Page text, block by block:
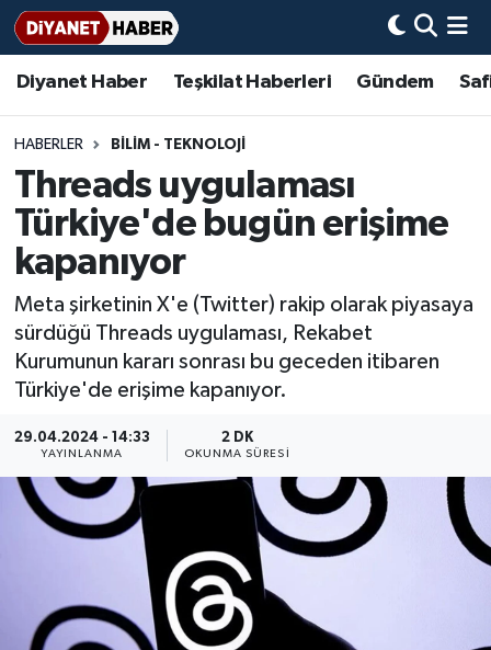
Diyanet Haber Teşkilat Haberleri Gündem
HABERLER BİLİM - TEKNOLOJİ
Threads uygulaması
Türkiye'de bugün erişime
kapanıyor
Meta şirketinin X'e (Twitter) rakip olarak piyasaya
sürdüğü Threads uygulaması, Rekabet
Kurumunun kararı sonrası bu geceden itibaren
Türkiye'de erişime kapanıyor.
29.04.2024 - 14:33
YAYINLANMA
2 DK
OKUNMA SÜRESI
Diyanet Haber
Teşkilat Haberleri
Adana Müftülüğü
Adıyaman Müftülüğü
Afyonkarahisar Müftülüğü
Ağrı Müftülüğü
Aksaray Müftülüğü
Amasya Müftülüğü
Antalya Müftülüğü
Ardahan Müftülüğü
Artvin Müftülüğü
Aydın Müftülüğü
Gündem
#Keşfet
Bir Ayet
Bir Hikaye
Biyografiler
Dini kavramlar
Diyanet Bilgi
Diyanet Takvimi
Hadislerle İslam
Kudüs
Mukabele
Basında Bugün
DİYANET eKİTAP
Aile Dergisi
Aylık Dergi
TDV
Hutbeler
DİYANET AKADEMİ
DİYANET GENÇLİK
İmam Hatip Okulları
Başmakale
Hadis-i Şerifler
Hayat Okumaları
Nöbetçi Eczaneler
Hava Durumu
Ankara Namaz Vakitleri
Trafik Durumu
Süper Lig Puan Durumu ve Fikstür
Tüm Manşetler
Haber Arşivi